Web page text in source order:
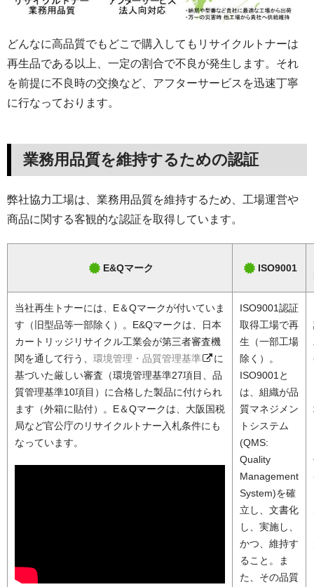
どんなに高品質でもどこで購入してもリサイクルトナーは
再生品である以上、一定の割合で不良が発生します。それ
を前提に不良時の交換など、アフターサービスを迅速丁寧
に行なっております。
業務用品質を維持するための認証
弊社協力工場は、業務用品質を維持するため、工場運営や
商品に関する客観的な認証を取得しています。
E&Qマーク ISO9001
当社再生トナーには、E＆Qマークが付いていま
す（旧型品等一部除く）。E&Qマークは、日本
カートリッジリサイクル工業会が第三者審査機
関を通して行う、 環境管理・品質管理基準
に
基づいた厳しい審査（環境管理基準27項目、品
質管理基準10項目）に合格した製品に付けられ
ます（外箱に貼付）。E＆Qマークは、大阪国税
局など官公庁のリサイクルトナー入札条件にも
なっています。
ISO9001認証
取得工場で再
生（一部工場
除く）。
ISO9001と
は、組織が品
質マネジメン
トシステム
(QMS:
Quality
Management
System)を確
立し、文書化
し、実施し、
かつ、維持す
ること。ま
た、その品質